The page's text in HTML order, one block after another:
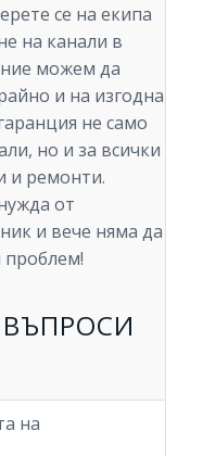
се на екипа
на канали в
можем да
и на изгодна
не само
но и за всички
и ремонти.
от
и вече няма да
проблем!
на